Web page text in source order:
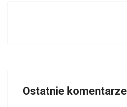
Ostatnie komentarze